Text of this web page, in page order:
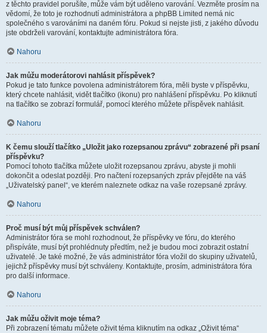
z těchto pravidel porušíte, může vám být uděleno varování. Vezměte prosím na
vědomí, že toto je rozhodnutí administrátora a phpBB Limited nemá nic
společného s varováními na daném fóru. Pokud si nejste jisti, z jakého důvodu
jste obdrželi varování, kontaktujte administrátora fóra.
Nahoru
Jak můžu moderátorovi nahlásit příspěvek?
Pokud je tato funkce povolena administrátorem fóra, měli byste v příspěvku,
který chcete nahlásit, vidět tlačítko (ikonu) pro nahlášení příspěvku. Po kliknutí
na tlačítko se zobrazí formulář, pomocí kterého můžete příspěvek nahlásit.
Nahoru
K čemu slouží tlačítko „Uložit jako rozepsanou zprávu“ zobrazené při psaní
příspěvku?
Pomocí tohoto tlačítka můžete uložit rozepsanou zprávu, abyste ji mohli
dokončit a odeslat později. Pro načtení rozepsaných zpráv přejděte na váš
„Uživatelský panel“, ve kterém naleznete odkaz na vaše rozepsané zprávy.
Nahoru
Proč musí být můj příspěvek schválen?
Administrátor fóra se mohl rozhodnout, že příspěvky ve fóru, do kterého
přispíváte, musí být prohlédnuty předtím, než je budou moci zobrazit ostatní
uživatelé. Je také možné, že vás administrátor fóra vložil do skupiny uživatelů,
jejichž příspěvky musí být schváleny. Kontaktujte, prosím, administrátora fóra
pro další informace.
Nahoru
Jak můžu oživit moje téma?
Při zobrazení tématu můžete oživit téma kliknutím na odkaz „Oživit téma“